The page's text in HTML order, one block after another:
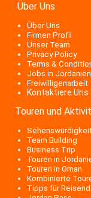
Über Uns
Über Uns
Firmen Profil
Unser Team
Privacy Policy
Terms &
Jobs in Jordanien
Freiwilligenarbeit
Kontaktiere Uns
Touren und
Team Building
Business Trip
Touren in
Touren in Oman
Kombinierte
Tipps für